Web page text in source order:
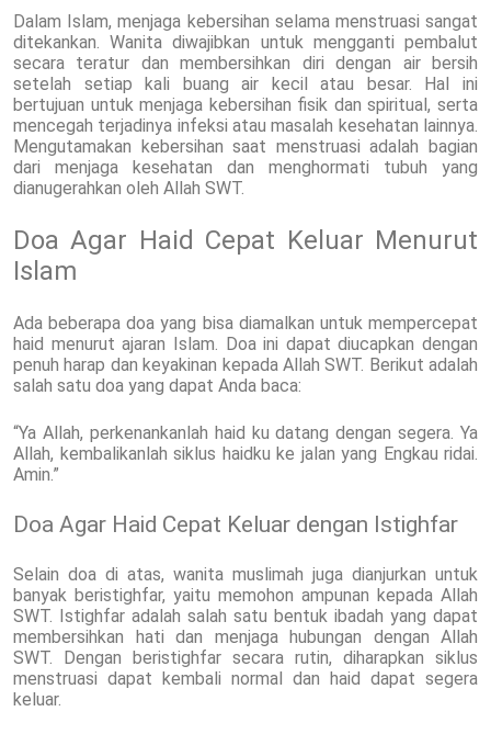
Dalam Islam, menjaga kebersihan selama menstruasi sangat
ditekankan. Wanita diwajibkan untuk mengganti pembalut
secara teratur dan membersihkan diri dengan air bersih
setelah setiap kali buang air kecil atau besar. Hal ini
bertujuan untuk menjaga kebersihan fisik dan spiritual, serta
mencegah terjadinya infeksi atau masalah kesehatan lainnya.
Mengutamakan kebersihan saat menstruasi adalah bagian
dari menjaga kesehatan dan menghormati tubuh yang
dianugerahkan oleh Allah SWT.
Doa Agar Haid Cepat Keluar Menurut
Islam
Ada beberapa doa yang bisa diamalkan untuk mempercepat
haid menurut ajaran Islam. Doa ini dapat diucapkan dengan
penuh harap dan keyakinan kepada Allah SWT. Berikut adalah
salah satu doa yang dapat Anda baca:
“Ya Allah, perkenankanlah haid ku datang dengan segera. Ya
Allah, kembalikanlah siklus haidku ke jalan yang Engkau ridai.
Amin.”
Doa Agar Haid Cepat Keluar dengan Istighfar
Selain doa di atas, wanita muslimah juga dianjurkan untuk
banyak beristighfar, yaitu memohon ampunan kepada Allah
SWT. Istighfar adalah salah satu bentuk ibadah yang dapat
membersihkan hati dan menjaga hubungan dengan Allah
SWT. Dengan beristighfar secara rutin, diharapkan siklus
menstruasi dapat kembali normal dan haid dapat segera
keluar.